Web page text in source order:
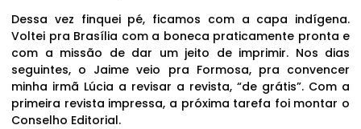
Dessa vez finquei pé, ficamos com a capa indígena.
Voltei pra Brasília com a boneca praticamente pronta e
com a missão de dar um jeito de imprimir. Nos dias
seguintes, o Jaime veio pra Formosa, pra convencer
minha irmã Lúcia a revisar a revista, “de grátis”. Com a
primeira revista impressa, a próxima tarefa foi montar o
Conselho Editorial.